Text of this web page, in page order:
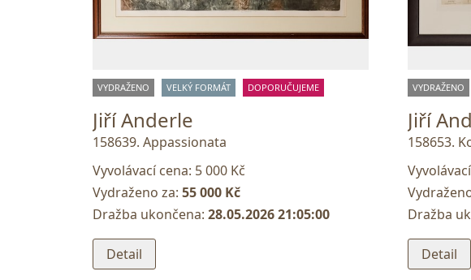
VYDRAŽENO VELKÝ FORMÁT DOPORUČUJEME
Jiří Anderle
158639. Appassionata
Vyvolávací cena: 5 000 Kč
Vydraženo za: 55 000 Kč
Dražba ukončena: 28.05.2026 21:05:00
Detail
VYDRAŽENO
Jiří
158653.
Dražba
Detail